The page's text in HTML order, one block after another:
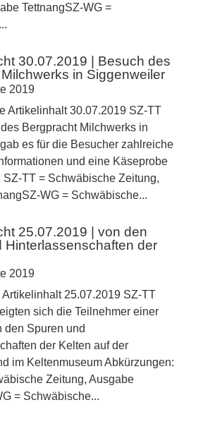
TettnangSZ-WG =
30.07.2019 | Besuch des
in Siggenweiler
2019
Artikelinhalt 30.07.2019 SZ-TT
Bergpracht Milchwerks in
es für die Besucher zahlreiche
und eine Käseprobe
SZ-TT = Schwäbische Zeitung,
WG = Schwäbische...
25.07.2019 | von den
Hinterlassenschaften der
2019
Artikelinhalt 25.07.2019 SZ-TT
sich die Teilnehmer einer
den Spuren und
der Kelten auf der
im Keltenmuseum Abkürzungen:
Zeitung, Ausgabe
= Schwäbische...